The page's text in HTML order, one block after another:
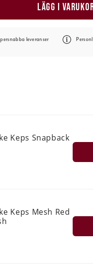
LÄGG I
leveranser
Keps Snapback
Keps Mesh Red